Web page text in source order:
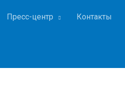
Пресс-центр Контакты